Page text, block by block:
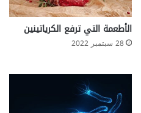
ل
ع
س
ل
ب
الأطعمة التي ترفع الكرياتينين
28 سبتمبر 2022